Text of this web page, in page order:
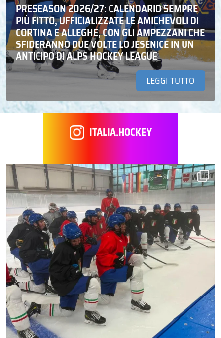
PRESEASON 2026/27: CALENDARIO SEMPRE
PIÙ FITTO, UFFICIALIZZATE LE AMICHEVOLI DI
CORTINA E ALLEGHE, CON GLI AMPEZZANI CHE
SFIDERANNO DUE VOLTE LO JESENICE IN UN
ANTICIPO DI ALPS HOCKEY LEAGUE
LEGGI TUTTO
ITALIA.HOCKEY